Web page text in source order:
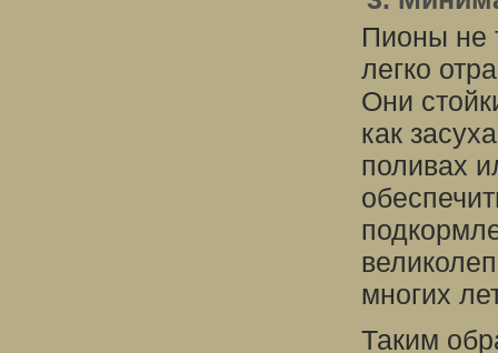
Пионы не
легко
Они
как
поливах
многих
Таким